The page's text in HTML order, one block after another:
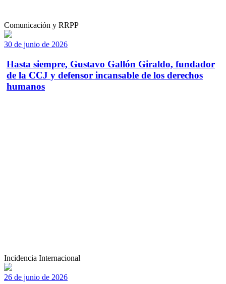
Comunicación y RRPP
30 de junio de 2026
Hasta siempre, Gustavo Gallón Giraldo, fundador
de la CCJ y defensor incansable de los derechos
humanos
Incidencia Internacional
26 de junio de 2026